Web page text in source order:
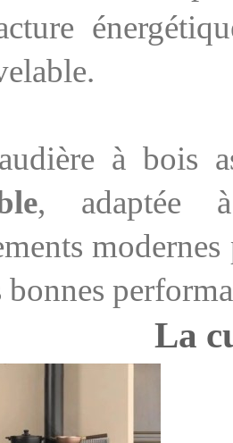
à bois
, adaptée
bonnes
La